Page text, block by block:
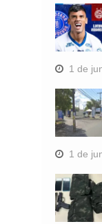
1 de
1 de